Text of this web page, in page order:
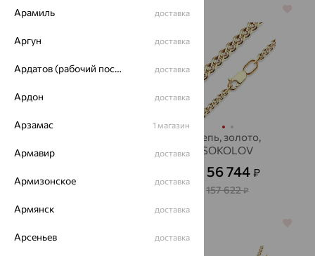
64%
Красцветмет
Цепь, золото,
SOKOLOV
56 744₽
157 622₽
Арамиль доставка
Аргун доставка
Ардатов (рабочий поселок) доставка
Ардон доставка
Арзамас 1 магазин
Армавир доставка
Армизонское доставка
Армянск доставка
Арсеньев доставка